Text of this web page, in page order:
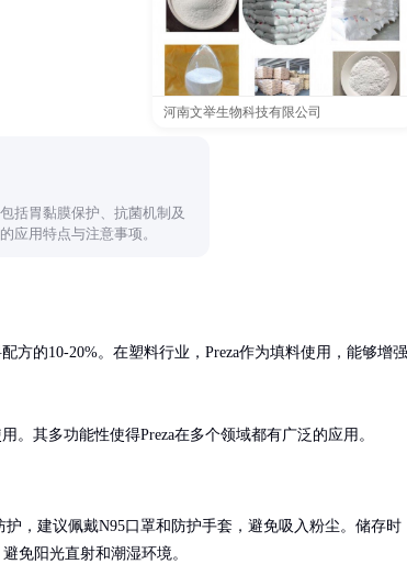
河南文举生物科技有限公司
括胃黏膜保护、抗菌机制及
应用特点与注意事项。
方的10-20%。在塑料行业，Preza作为填料使用，能够增强
。其多功能性使得Preza在多个领域都有广泛的应用。
护，建议佩戴N95口罩和防护手套，避免吸入粉尘。储存时
免阳光直射和潮湿环境。